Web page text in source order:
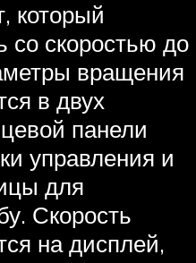
который
скоростью до
вращения
в двух
панели
управления и
для
Скорость
на дисплей,